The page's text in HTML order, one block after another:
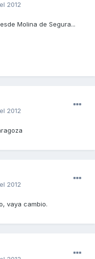
2012
Molina de Segura...
2012
2012
vaya cambio.